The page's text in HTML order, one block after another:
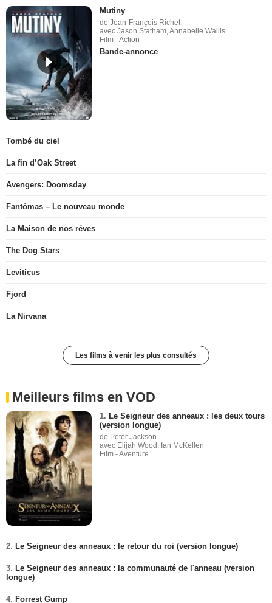
Mutiny
de Jean-François Richet
avec Jason Statham, Annabelle Wallis
Film - Action
Bande-annonce
Tombé du ciel
La fin d’Oak Street
Avengers: Doomsday
Fantômas – Le nouveau monde
La Maison de nos rêves
The Dog Stars
Leviticus
Fjord
La Nirvana
Les films à venir les plus consultés
Meilleurs films en VOD
1. Le Seigneur des anneaux : les deux tours
(version longue)
de Peter Jackson
avec Elijah Wood, Ian McKellen
Film - Aventure
2. Le Seigneur des anneaux : le retour du roi (version longue)
3. Le Seigneur des anneaux : la communauté de l'anneau (version
longue)
4. Forrest Gump